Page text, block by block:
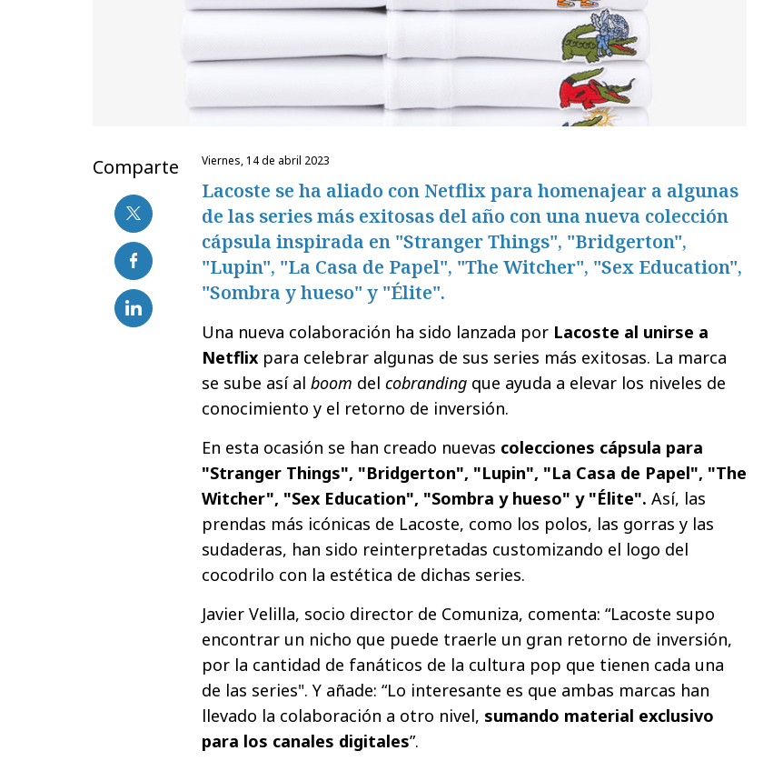
Comparte viernes, 14 de abril 2023
Lacoste se ha aliado con Netflix para homenajear a algunas
de las series más exitosas del año con una nueva colección
cápsula inspirada en "Stranger Things", "Bridgerton",
"Lupin", "La Casa de Papel", "The Witcher", "Sex Education",
"Sombra y hueso" y "Élite".
Una nueva colaboración ha sido lanzada por Lacoste al unirse a
Netflix para celebrar algunas de sus series más exitosas. La marca
se sube así al boom del cobranding que ayuda a elevar los niveles de
conocimiento y el retorno de inversión.
En esta ocasión se han creado nuevas colecciones cápsula para
"Stranger Things", "Bridgerton", "Lupin", "La Casa de Papel", "The
Witcher", "Sex Education", "Sombra y hueso" y "Élite". Así, las
prendas más icónicas de Lacoste, como los polos, las gorras y las
sudaderas, han sido reinterpretadas customizando el logo del
cocodrilo con la estética de dichas series.
Javier Velilla, socio director de Comuniza, comenta: “Lacoste supo
encontrar un nicho que puede traerle un gran retorno de inversión,
por la cantidad de fanáticos de la cultura pop que tienen cada una
de las series". Y añade: “Lo interesante es que ambas marcas han
llevado la colaboración a otro nivel, sumando material exclusivo
para los canales digitales”.